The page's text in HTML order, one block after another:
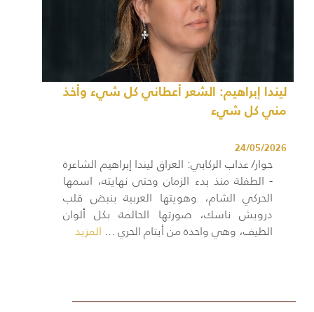
ليندا إبراهيم: الشعر أعطاني كل شيء وأخذ
مني كل شيء
24/05/2026
حوار/ عذاب الركابي: العراق ليندا إبراهيم الشاعرة
- الطفلة منذ بدء الزمان وحتى نهايته، اسمها
الحركي الشام، وهويتها العربية بنبض قلب
درويش ناسك، صورتها الحالمة بكل ألوان
الطيف، وهي واحدة من أيتام الحري ...المزيد